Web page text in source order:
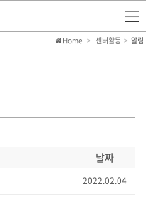
Home 센터활동 알림
날짜
2022.02.04